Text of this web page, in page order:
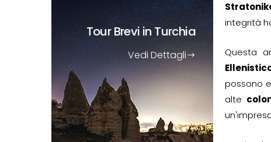
integrità
Questa
possono
alte
Tour Brevi in Turchia
Vedi Dettagli